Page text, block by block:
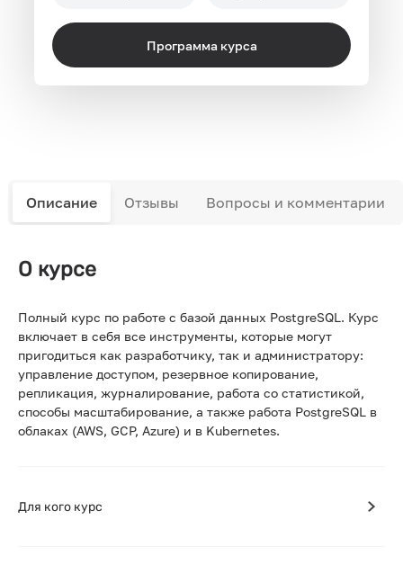
Программа курса
Описание Отзывы Вопросы и комментарии
О курсе
Полный курс по работе с базой данных PostgreSQL. Курс
включает в себя все инструменты, которые могут
пригодиться как разработчику, так и администратору:
управление доступом, резервное копирование,
репликация, журналирование, работа со статистикой,
способы масштабирование, а также работа PostgreSQL в
облаках (AWS, GCP, Azure) и в Kubernetes.
Для кого курс